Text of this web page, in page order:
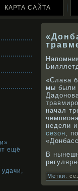
КАРТА САЙТА
ещё
«Слава
мы были
начал
недели
сезон,
В
Метки: